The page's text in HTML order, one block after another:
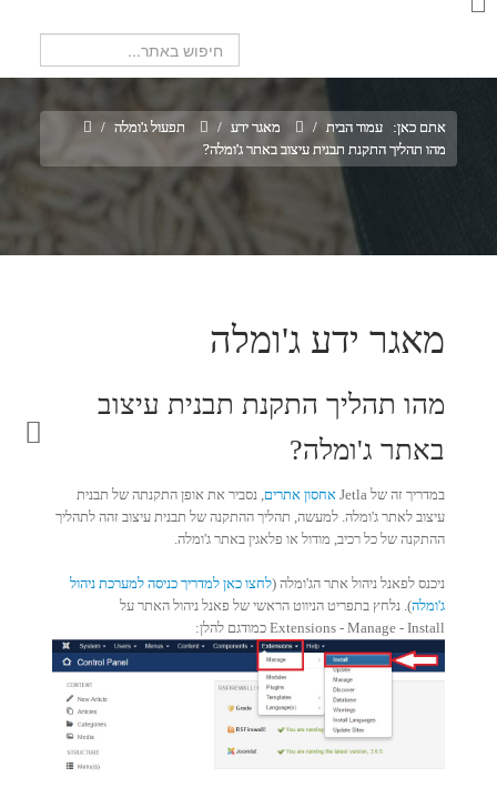
אתם כאן: עמוד הבית / מאגר ידע / תפעול ג'ומלה /
מהו תהליך התקנת תבנית עיצוב באתר ג'ומלה?
מאגר ידע ג'ומלה
מהו תהליך התקנת תבנית עיצוב
באתר ג'ומלה?
במדריך זה של Jetla אחסון אתרים, נסביר את אופן התקנתה של תבנית
עיצוב לאתר ג'ומלה. למעשה, תהליך ההתקנה של תבנית עיצוב זהה לתהליך
ההתקנה של כל רכיב, מודול או פלאגין באתר ג'ומלה.
ניכנס לפאנל ניהול אתר הג'ומלה (לחצו כאן למדריך כניסה למערכת ניהול
ג'ומלה). נלחץ בתפריט הניווט הראשי של פאנל ניהול האתר על
Extensions - Manage - Install כמודגם להלן: